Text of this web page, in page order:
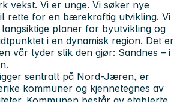
vekst. Vi er unge. Vi søker nye
rette for en bærekraftig utvikling. Vi
planer for byutvikling og
i en dynamisk region. Det er
vår lyder slik den gjør: Sandnes – i
sentralt på Nord-Jæren, er
kommuner og kjennetegnes av